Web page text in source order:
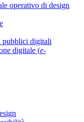
operativo di design
pubblici digitali
digitale (e-